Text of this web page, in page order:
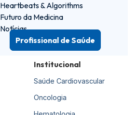
Heartbeats & Algorithms
Futuro da Medicina
Notícias
Profissional de Saúde
Institucional
Saúde Cardiovascular
Oncologia